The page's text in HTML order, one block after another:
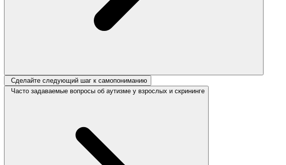
Сделайте следующий шаг к самопониманию
Часто задаваемые вопросы об аутизме у взрослых и скрининге